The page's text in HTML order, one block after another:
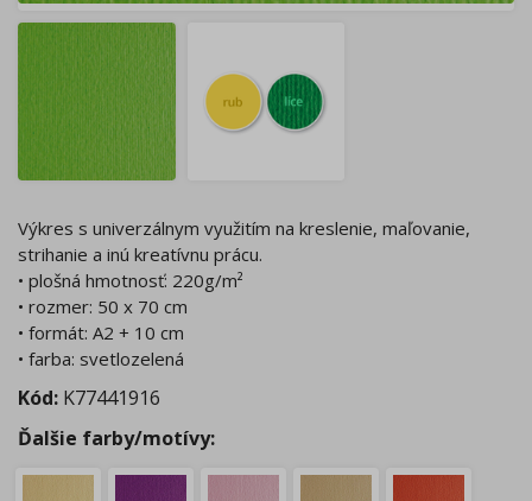
Výkres s univerzálnym využitím na kreslenie, maľovanie,
strihanie a inú kreatívnu prácu.
• plošná hmotnosť: 220g/m²
• rozmer: 50 x 70 cm
• formát: A2 + 10 cm
• farba: svetlozelená
Kód: K77441916
Ďalšie farby/motívy: